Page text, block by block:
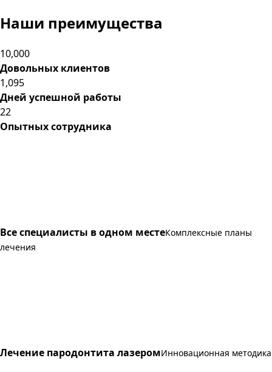
Наши преимущества
10,000
Довольных клиентов
1,095
Дней успешной работы
22
Опытных сотрудника
Все специалисты в одном местеКомплексные планы
лечения
Лечение пародонтита лазеромИнновационная методика